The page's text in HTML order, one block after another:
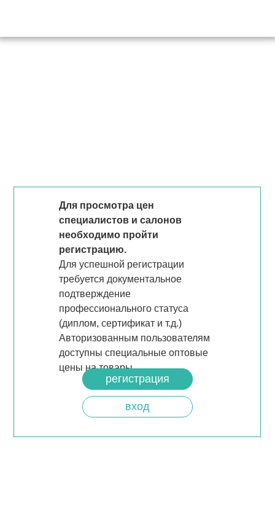
Для просмотра цен
специалистов и салонов
необходимо пройти
регистрацию.
Для успешной регистрации
требуется документальное
подтверждение
профессионального статуса
(диплом, сертификат и т.д.)
Авторизованным пользователям
доступны специальные оптовые
цены на товары.
регистрация
вход